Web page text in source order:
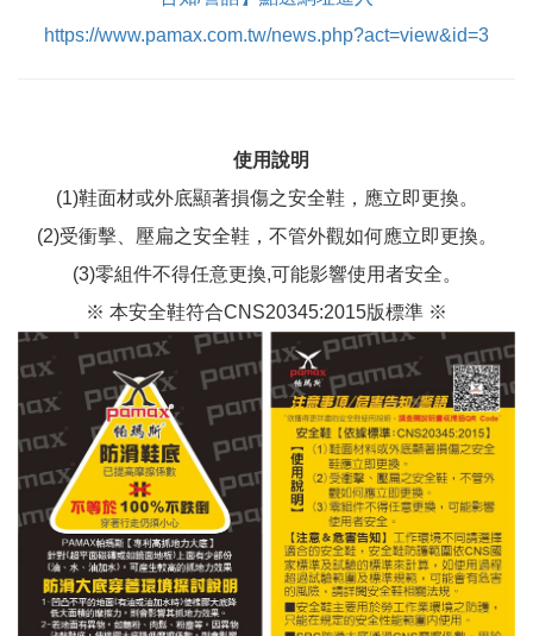
https://www.pamax.com.tw/news.php?act=view&id=3
使用說明
(1)鞋面材或外底顯著損傷之安全鞋，應立即更換。
(2)受衝擊、壓扁之安全鞋，不管外觀如何應立即更換。
(3)零組件不得任意更換,可能影響使用者安全。
※ 本安全鞋符合CNS20345:2015版標準 ※